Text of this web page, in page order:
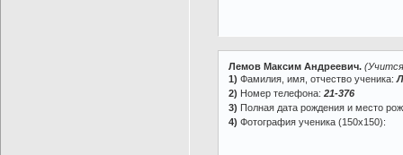
Лемов Максим Андреевич.
1) Фамилия, имя, отчество ученика:
2) Номер телефона: 21-376
3) Полная дата рождения и место
4) Фотография ученика (150х150):